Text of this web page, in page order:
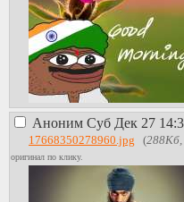
Аноним Суб Дек 27
17668350278960.jpg (288Кб,
оригинал по клику.